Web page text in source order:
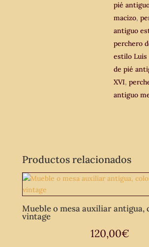
pié
macizo,
antiguo
perchero
estilo Luis
de pié
XVI,
antiguo
Productos relacionados
Mueble o mesa auxiliar antigua,
vintage
120,00€